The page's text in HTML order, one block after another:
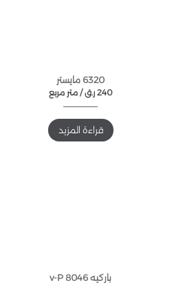
6320 مايستر
متر مربع / 240 ر.ق
قراءة المزيد
باركيه v-P 8046